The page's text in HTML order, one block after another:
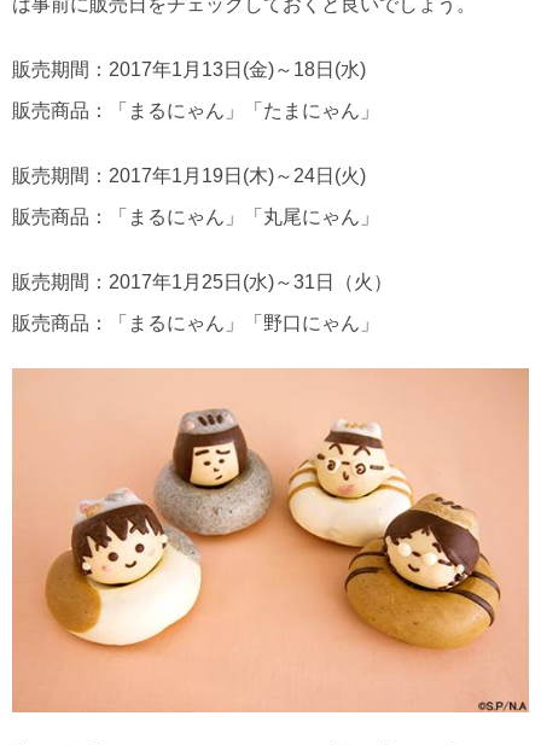
販売期間：2017年1月13日(金)～18日(水)
販売商品：「まるにゃん」「たまにゃん」
販売期間：2017年1月19日(木)～24日(火)
販売商品：「まるにゃん」「丸尾にゃん」
販売期間：2017年1月25日(水)～31日（火）
販売商品：「まるにゃん」「野口にゃん」